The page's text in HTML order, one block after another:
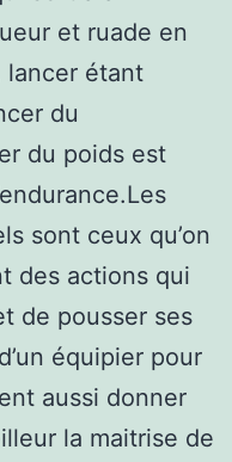
et ruade en
lancer étant
du
du poids est
sont ceux qu’on
des actions qui
de pousser ses
équipier pour
aussi donner
la maitrise de